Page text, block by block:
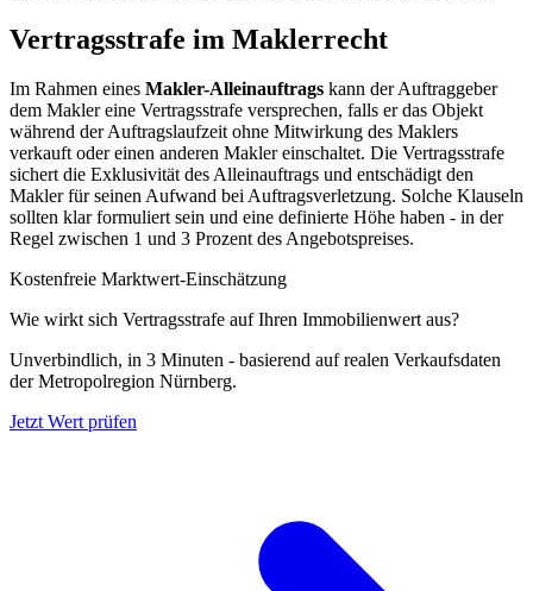
Vertragsstrafe im Maklerrecht
Im Rahmen eines Makler-Alleinauftrags kann der Auftraggeber
dem Makler eine Vertragsstrafe versprechen, falls er das Objekt
während der Auftragslaufzeit ohne Mitwirkung des Maklers
verkauft oder einen anderen Makler einschaltet. Die Vertragsstrafe
sichert die Exklusivität des Alleinauftrags und entschädigt den
Makler für seinen Aufwand bei Auftragsverletzung. Solche Klauseln
sollten klar formuliert sein und eine definierte Höhe haben - in der
Regel zwischen 1 und 3 Prozent des Angebotspreises.
Kostenfreie Marktwert-Einschätzung
Wie wirkt sich Vertragsstrafe auf Ihren Immobilienwert aus?
Unverbindlich, in 3 Minuten - basierend auf realen Verkaufsdaten
der Metropolregion Nürnberg.
Jetzt Wert prüfen